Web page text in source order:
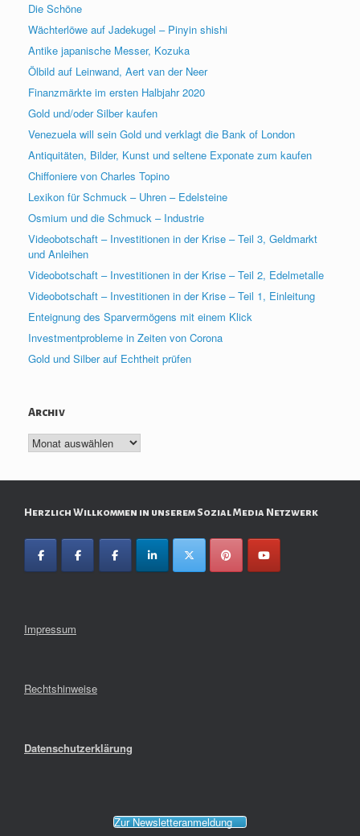
Die Schöne
Wächterlöwe auf Jadekugel – Pinyin shishi
Antike japanische Messer, Kozuka
Ölbild auf Leinwand, Aert van der Neer
Finanzmärkte im ersten Halbjahr 2020
Gold und/oder Silber kaufen
Venezuela will sein Gold und verklagt die Bank of London
Antiquitäten, Bilder, Kunst und seltene Exponate zum kaufen
Chiffoniere von Charles Topino
Lexikon für Schmuck – Uhren – Edelsteine
Osmium und die Schmuck – Industrie
Videobotschaft – Investitionen in der Krise – Teil 3, Geldmarkt
und Anleihen
Videobotschaft – Investitionen in der Krise – Teil 2, Edelmetalle
Videobotschaft – Investitionen in der Krise – Teil 1, Einleitung
Enteignung des Sparvermögens mit einem Klick
Investmentprobleme in Zeiten von Corona
Gold und Silber auf Echtheit prüfen
Archiv
Archiv
Herzlich Willkommen in unserem Sozial Media Netzwerk
Impressum
Rechtshinweise
Datenschutzerklärung
Zur Newsletteranmeldung